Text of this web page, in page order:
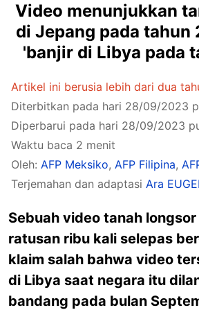
Video menunjukkan
di Jepang pada tahun
'banjir di Libya pada
Artikel ini berusia lebih dari dua
Diterbitkan pada hari 28/09/2023
Diperbarui pada hari 28/09/2023
Waktu baca 2 menit
Oleh: AFP Meksiko, AFP Filipina,
Terjemahan dan adaptasi Ara
Sebuah video tanah
ratusan ribu kali selepas
klaim salah bahwa video
di Libya saat negara itu
bandang pada bulan